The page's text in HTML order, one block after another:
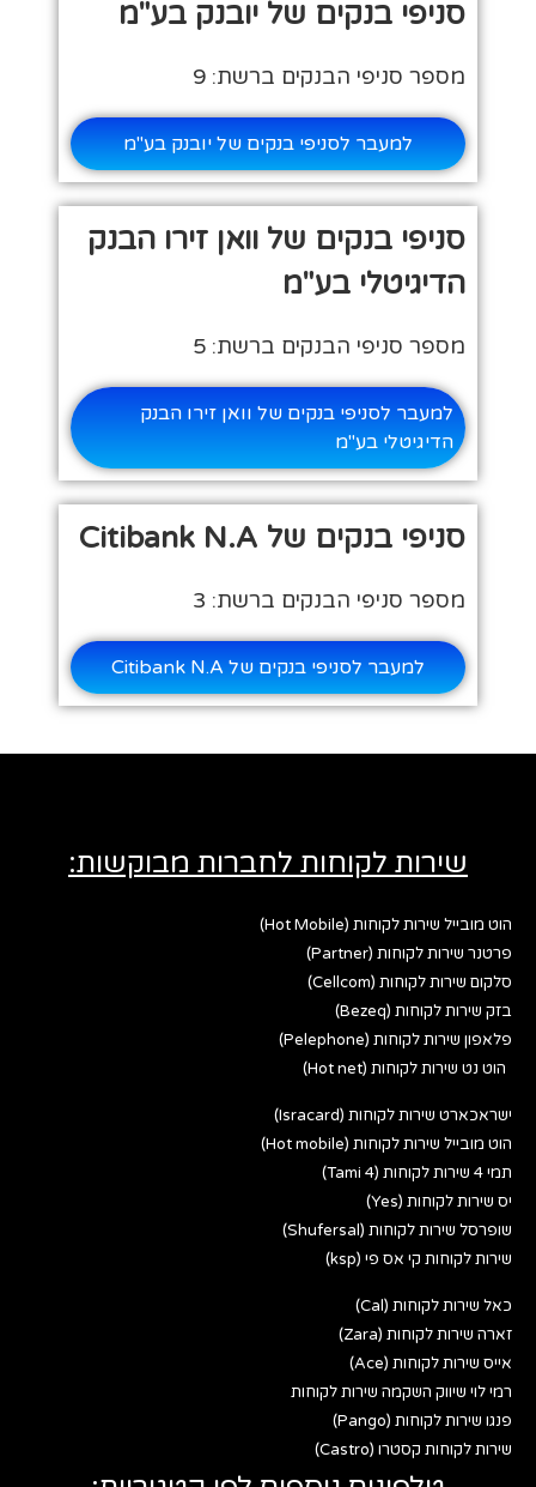
סניפי בנקים של יובנק בע"מ
מספר סניפי הבנקים ברשת: 9
למעבר לסניפי בנקים של יובנק בע"מ
סניפי בנקים של וואן זירו הבנק
הדיגיטלי בע"מ
מספר סניפי הבנקים ברשת: 5
למעבר לסניפי בנקים של וואן זירו הבנק
הדיגיטלי בע"מ
סניפי בנקים של Citibank N.A
מספר סניפי הבנקים ברשת: 3
למעבר לסניפי בנקים של Citibank N.A
שירות לקוחות לחברות מבוקשות:
הוט מובייל שירות לקוחות (Hot Mobile)
פרטנר שירות לקוחות (Partner)
סלקום שירות לקוחות (Cellcom)
בזק שירות לקוחות (Bezeq)
פלאפון שירות לקוחות (Pelephone)
הוט נט שירות לקוחות (Hot net)
ישראכארט שירות לקוחות (Isracard)
הוט מובייל שירות לקוחות (Hot mobile)
תמי 4 שירות לקוחות (Tami 4)
יס שירות לקוחות (Yes)
שופרסל שירות לקוחות (Shufersal)
שירות לקוחות קי אס פי (ksp)
כאל שירות לקוחות (Cal)
זארה שירות לקוחות (Zara)
אייס שירות לקוחות (Ace)
רמי לוי שיווק השקמה שירות לקוחות
פנגו שירות לקוחות (Pango)
שירות לקוחות קסטרו (Castro)